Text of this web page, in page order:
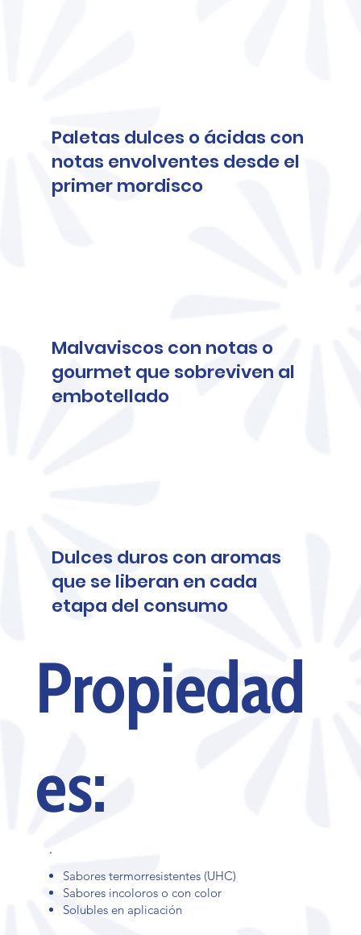
Paletas dulces o ácidas con
notas envolventes desde el
primer mordisco
Malvaviscos con notas o
gourmet que sobreviven al
embotellado
Dulces duros con aromas
que se liberan en cada
etapa del consumo
Propiedad
es:
Sabores termorresistentes (UHC)
Sabores incoloros o con color
Solubles en aplicación